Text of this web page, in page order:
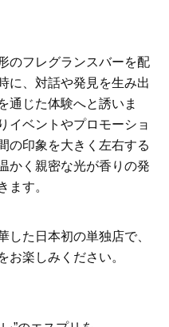
のフレグランスバーを配
に、対話や発見を生み出
通じた体験へと誘いま
イベントやプロモーショ
の印象を大きく左右する
かく親密な光が香りの発
ます。
した日本初の単独店で、
お楽しみください。